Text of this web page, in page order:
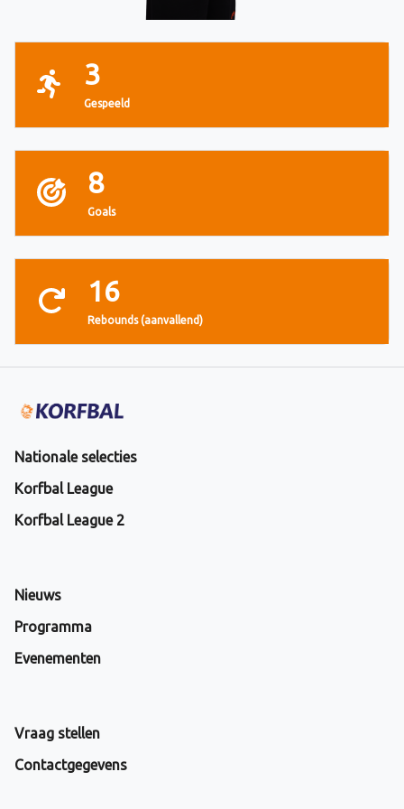
3
Gespeeld
8
Goals
16
Rebounds (aanvallend)
Nationale selecties
Korfbal League
Korfbal League 2
Nieuws
Programma
Evenementen
Vraag stellen
Contactgegevens